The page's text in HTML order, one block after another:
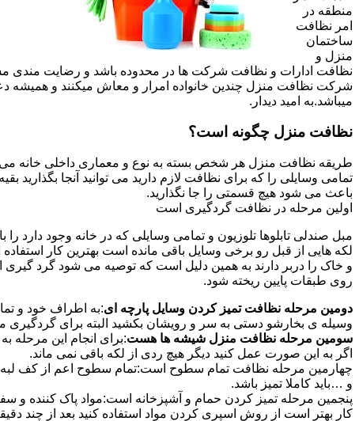
منطقه در
امر نظافت
ساختمان
منزل و
نظافت ادارات و نظافت شرکت ها در محدوده باشد و رضایت مندی
شرکت نظافت منزل چندین خانواده امرار و معاش میکنند و
میباشد.به امید دیدار.
نظافت منزل چگونه است؟
طریقه نظافت منزل هر شخص بسته به نوع و معماری داخلی خانه می
تمامی وسایلی را که برای نظافت لازم دارید می توانید آنجا بگذارید
باعث می شود هیچ قسمتی را جا نگذارید.
اولین مرحله در نظافت گردگیری است
مبل صندلی تابلوها تلوزیون و تمامی وسایلی که در خانه وجود دارد
لکه هایی از قبل رو برخی وسایل باقی مانده است بهترین کار
و خاک را دربر دارند به همین دلیل است که توصیه می شود گرد گیری
روی طبقات پایین ریخته شود.
دومین مرحله نظافت تمیز کردن وسایل پارچه ای:به اطراف خود و
وسیله ی بخارشو دستی به سر و رویشان بکشید البته برای گردگیری
سومین مرحله نظافت منزل شیشه ها هست:برای انجام این
اگر به این صورت عمل کنید دیگر هیچ ردی از لکه باقی نمی ماند.
چهارمین مرحله نظافت تمام سطوح است:تمام سطوح اعم از کف لبه
و …باید کاملا تمیز باشد.
پنجمین مرحله تمیز کردن حمام و آشپزخانه است:مواد پاک کننده و
کار بهتر است از روش اسپری کردن مواد استفاده کنید بعد از چند